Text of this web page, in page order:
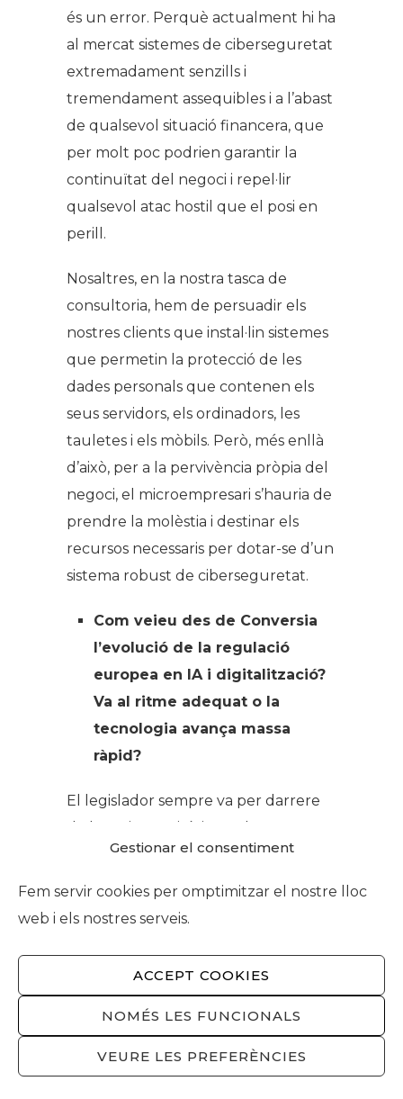
Gestionar el consentiment
Fem servir cookies per omptimitzar el nostre lloc
web i els nostres serveis.
ACCEPT COOKIES
NOMÉS LES FUNCIONALS
VEURE LES PREFERÈNCIES
és un error. Perquè actualment hi ha
al mercat sistemes de ciberseguretat
extremadament senzills i
tremendament assequibles i a l’abast
de qualsevol situació financera, que
per molt poc podrien garantir la
continuïtat del negoci i repel·lir
qualsevol atac hostil que el posi en
perill.
Nosaltres, en la nostra tasca de
consultoria, hem de persuadir els
nostres clients que instal·lin sistemes
que permetin la protecció de les
dades personals que contenen els
seus servidors, els ordinadors, les
tauletes i els mòbils. Però, més enllà
d’això, per a la pervivència pròpia del
negoci, el microempresari s’hauria de
prendre la molèstia i destinar els
recursos necessaris per dotar-se d’un
sistema robust de ciberseguretat.
Com veieu des de Conversia
l’evolució de la regulació
europea en IA i digitalització?
Va al ritme adequat o la
tecnologia avança massa
ràpid?
El legislador sempre va per darrere
de la societat. Això ja ens ho
ensenyaven a les aules de la
Universitat de Barcelona quan em
vaig llicenciar en dret i aquesta
complicat establir una legislació que,